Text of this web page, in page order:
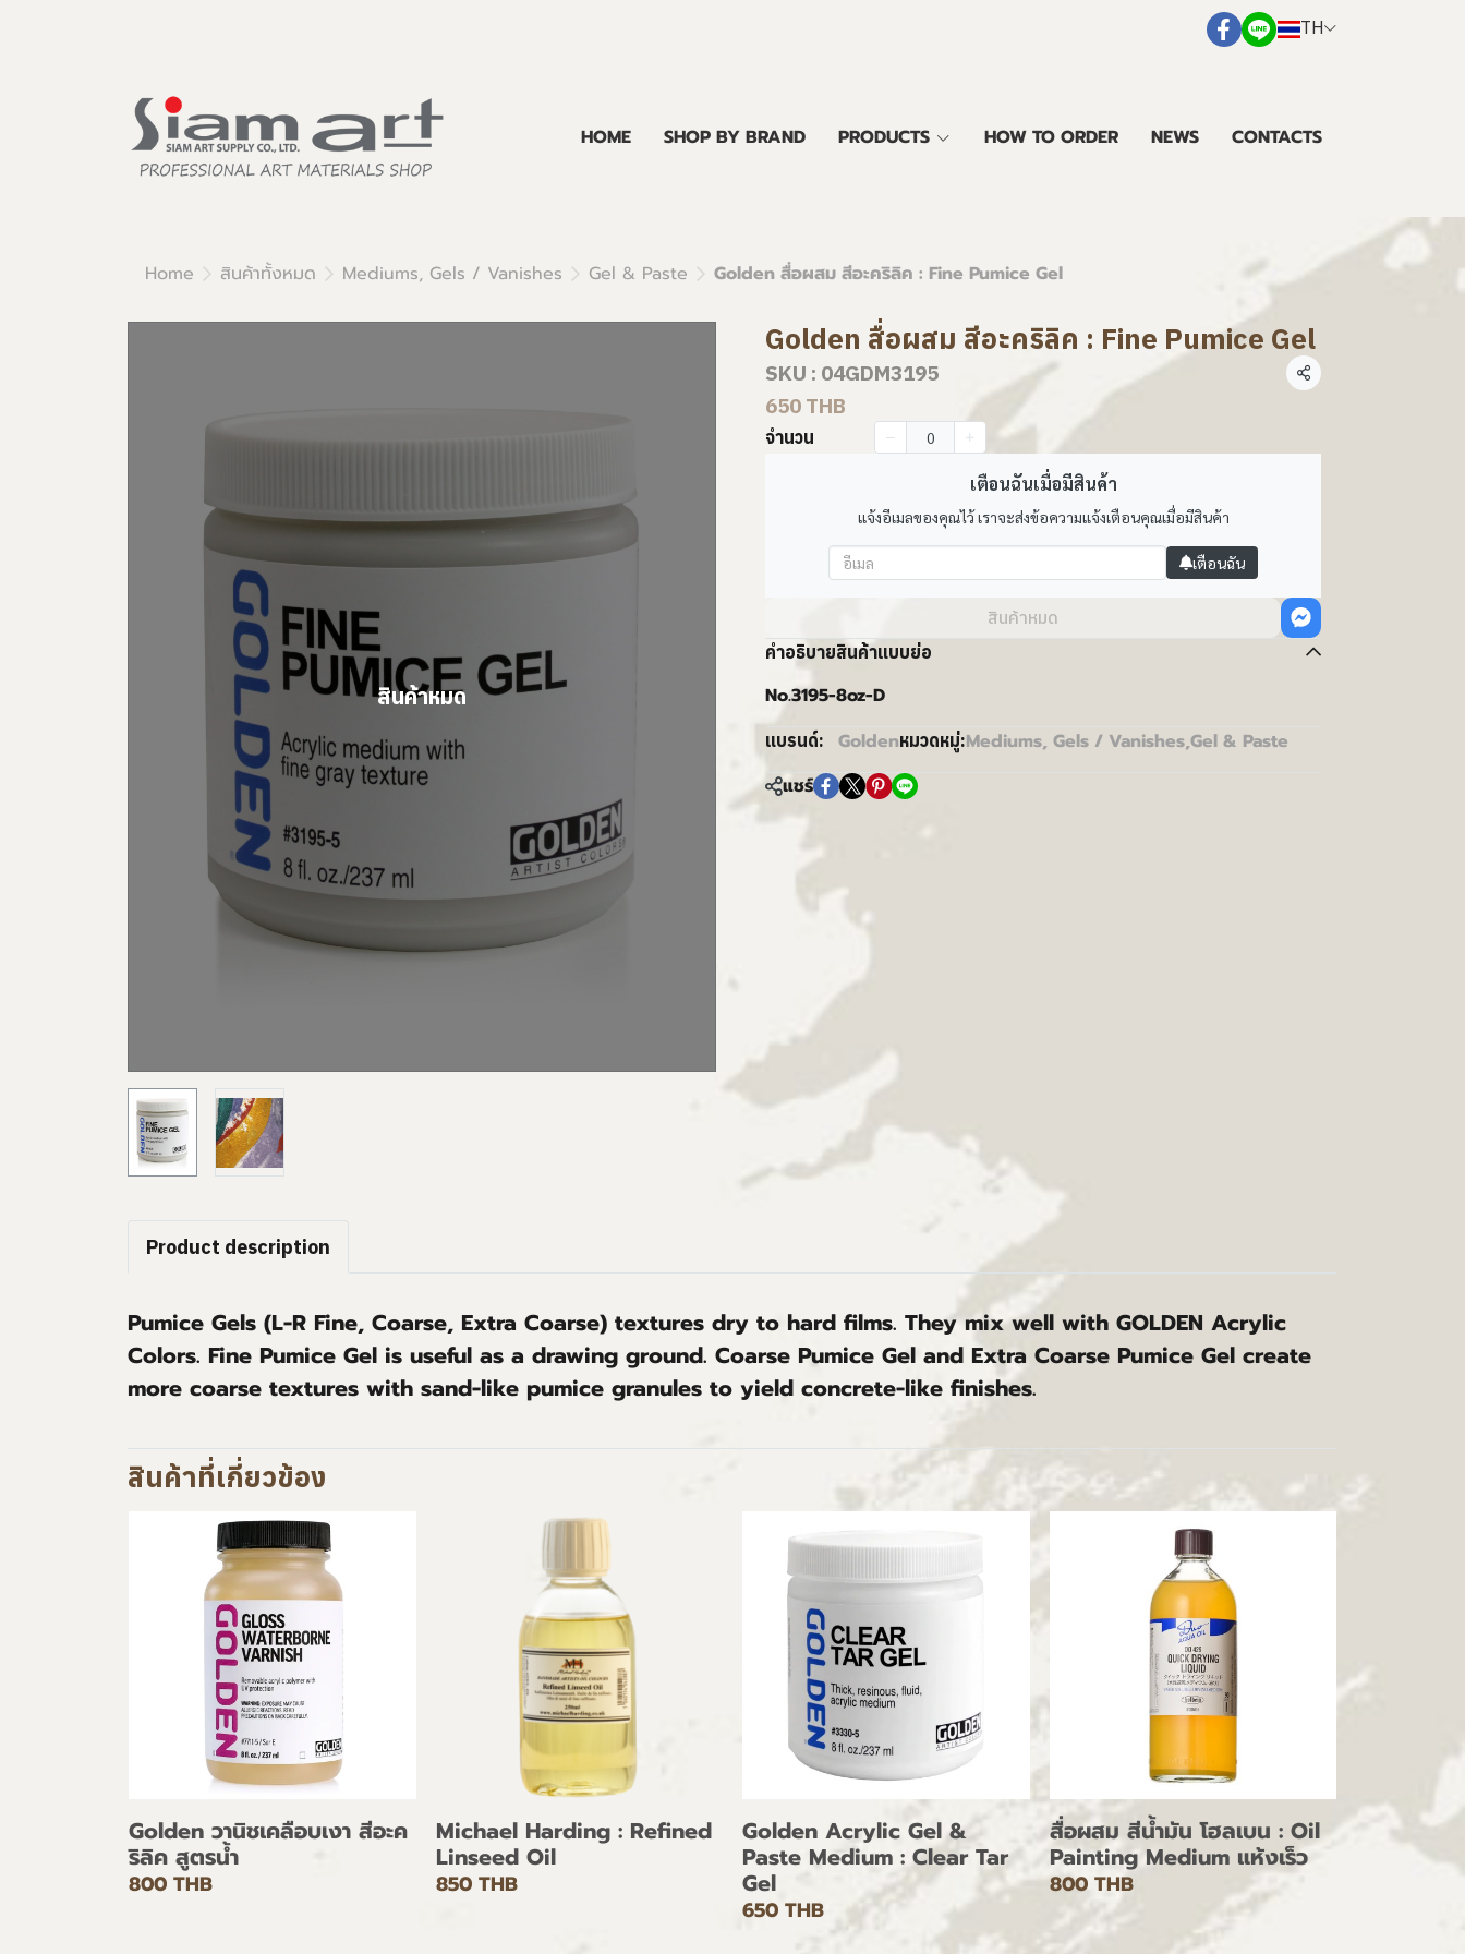
TH
HOME SHOP BY BRAND PRODUCTS HOW TO ORDER NEWS CONTACTS
Home สินค้าทั้งหมด Mediums, Gels / Vanishes Gel & Paste Golden สื่อผสม สีอะคริลิค : Fine Pumice Gel
สินค้าหมด
Golden สื่อผสม สีอะคริลิค : Fine Pumice Gel
SKU : 04GDM3195 แชร์
650 THB
จำนวน
เตือนฉันเมื่อมีสินค้า
แจ้งอีเมลของคุณไว้ เราจะส่งข้อความแจ้งเตือนคุณเมื่อมีสินค้า
เตือนฉัน
สินค้าหมด
คำอธิบายสินค้าแบบย่อ
No.3195-8oz-D
แบรนด์: Goldenหมวดหมู่:Mediums, Gels / Vanishes,Gel & Paste
แชร์
Product description
Pumice Gels (L-R Fine, Coarse, Extra Coarse) textures dry to hard films. They mix well with GOLDEN Acrylic
Colors. Fine Pumice Gel is useful as a drawing ground. Coarse Pumice Gel and Extra Coarse Pumice Gel create
more coarse textures with sand-like pumice granules to yield concrete-like finishes.
สินค้าที่เกี่ยวข้อง
Golden วานิชเคลือบเงา สีอะค
ริลิค สูตรน้ำ
800 THB
Michael Harding : Refined
Linseed Oil
850 THB
Golden Acrylic Gel &
Paste Medium : Clear Tar
Gel
650 THB
สื่อผสม สีน้ำมัน โฮลเบน : Oil
Painting Medium แห้งเร็ว
800 THB